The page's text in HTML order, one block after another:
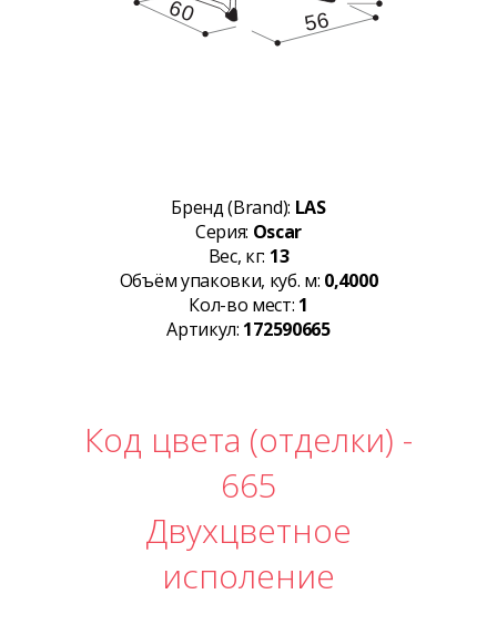
Бренд (Brand): LAS
Серия: Oscar
Вес, кг: 13
Объём упаковки, куб. м: 0,4000
Кол-во мест: 1
Артикул: 172590665
Код цвета (отделки) -
665
Двухцветное
исполение